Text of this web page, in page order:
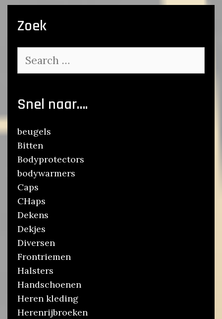
Zoek
for:
Snel naar….
beugels
Bitten
Bodyprotectors
bodywarmers
Caps
CHaps
Dekens
Dekjes
Diversen
Frontriemen
Halsters
Handschoenen
Heren kleding
Herenrijbroeken